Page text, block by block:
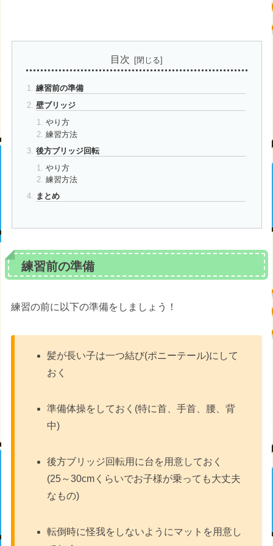
目次
練習前の準備
壁ブリッジ
やり方
練習方法
後方ブリッジ回転
やり方
練習方法
まとめ
練習前の準備
練習の前に以下の準備をしましょう！
髪が長い子は一つ結び(ポニーテール)にして
おく
準備体操をしておく(特に首、手首、腰、背
中)
後方ブリッジ回転用に台を用意しておく
(25～30cmくらいでお子様が乗っても大丈夫
なもの)
転倒時に怪我をしないようにマットを用意し